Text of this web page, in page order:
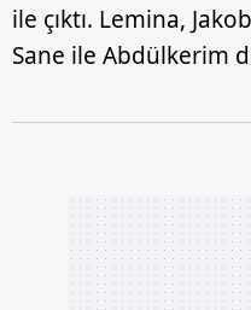
ile çıktı. Lemina,
Sane ile Abdülkerim